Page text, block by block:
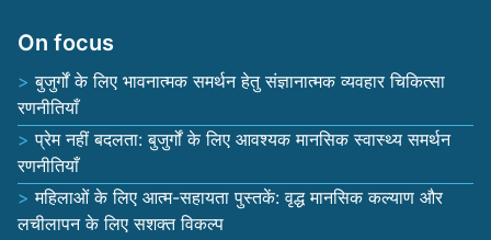
On focus
बुजुर्गों के लिए भावनात्मक समर्थन हेतु संज्ञानात्मक व्यवहार चिकित्सा
रणनीतियाँ
प्रेम नहीं बदलता: बुजुर्गों के लिए आवश्यक मानसिक स्वास्थ्य समर्थन
रणनीतियाँ
महिलाओं के लिए आत्म-सहायता पुस्तकें: वृद्ध मानसिक कल्याण और
लचीलापन के लिए सशक्त विकल्प